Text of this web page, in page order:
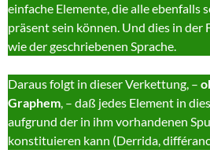
einfache Elemente, die alle ebenfalls
präsent sein können. Und dies in der
wie der geschriebenen Sprache.
Daraus folgt in dieser Verkettung, –
Graphem, – daß jedes Element in
aufgrund der in ihm vorhandenen
konstituieren kann (Derrida,